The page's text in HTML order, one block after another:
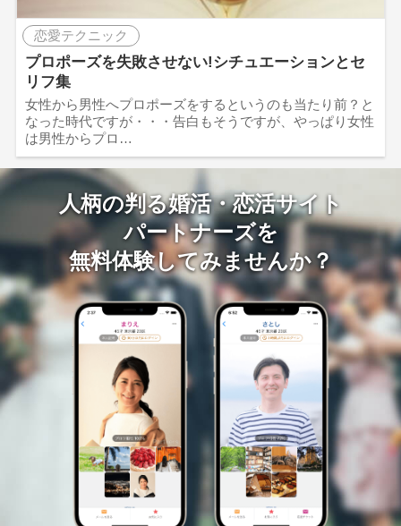
恋愛テクニック
プロポーズを失敗させない!シチュエーションとセ
リフ集
女性から男性へプロポーズをするというのも当たり前？と
なった時代ですが・・・告白もそうですが、やっぱり女性
は男性からプロ…
人柄の判る婚活・恋活サイト
パートナーズを
無料体験してみませんか？